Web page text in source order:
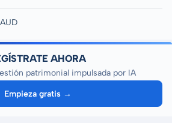
AUD
AHORA
patrimonial impulsada por IA
Empieza gratis →